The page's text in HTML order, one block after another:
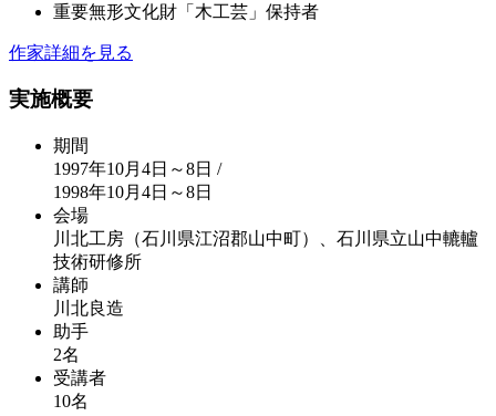
重要無形文化財「木工芸」 保持者
作家詳細を見る
実施概要
期間
1997年10月4日～8日 /
1998年10月4日～8日
会場
川北工房（石川県江沼郡山中町）、石川県立山中轆轤
技術研修所
講師
川北良造
助手
2名
受講者
10名